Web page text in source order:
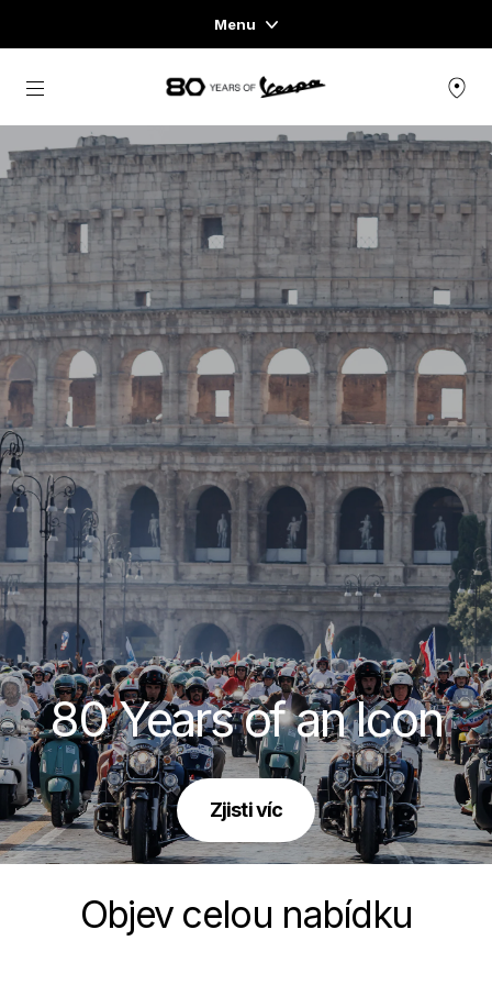
Menu
Home
NABÍDKA SKÚTRŮ
OBLEČENÍ & LIFESTYLE
ZÁŽITKY
CONCEPT STORE
Přejít na hlavní obsah
80 Years of an Icon
Zjisti víc
Objev celou nabídku